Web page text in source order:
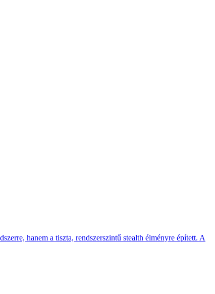
hanem a tiszta, rendszerszintű stealth élményre épített. A